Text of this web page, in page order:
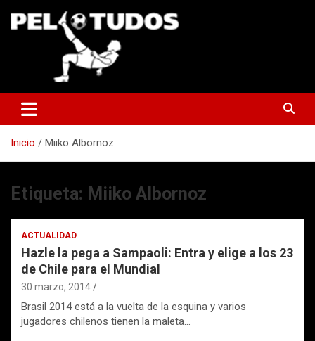
Inicio Miiko Albornoz
Etiqueta: Miiko Albornoz
ACTUALIDAD
Hazle la pega a Sampaoli: Entra y elige a los 23
de Chile para el Mundial
30 marzo, 2014
Brasil 2014 está a la vuelta de la esquina y varios
jugadores chilenos tienen la maleta…